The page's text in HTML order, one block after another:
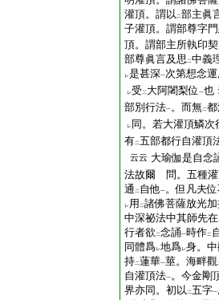
灌頂。謂以 二部主眞
子灌頂。謂部尊字
頂。謂部主所執印
部尊眞言及思 二中義
レ是甚深一次第想念
レ受 二 大阿闍梨位 一也
部別行法一。而無二
レ 同。若大灌頂鱗次
有二五部都行自灌頂
云云 大瑜伽是自念
法故爾 問。五種灌
通 二 自他一。但凡夫
レ用 二諸佛菩薩放光
中深祕法中其師先在
行者欲 二念誦一時作二
同體爲レ地爲レ身。
持二蓮華一莖。海畔觀
自灌頂法一。今金剛
界亦同。初以 二五字一